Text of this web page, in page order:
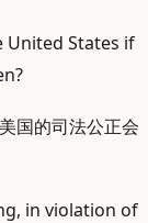
United States if
国的司法公正会
in violation of